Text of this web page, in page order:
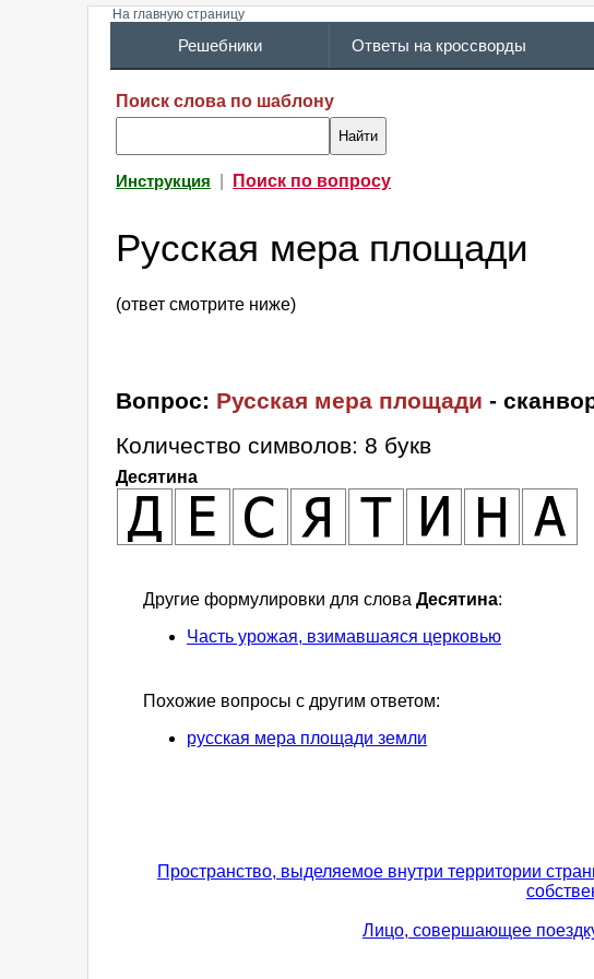
На главную страницу
Решебники Ответы на кроссворды
Поиск слова по шаблону
Инструкция Поиск по вопросу
Русская мера площади
(ответ смотрите ниже)
Вопрос: Русская мера площади -
Количество символов: 8 букв
Десятина
Другие формулировки для слова Десятина:
Часть урожая, взимавшаяся церковью
Похожие вопросы с другим ответом:
русская мера площади земли
Пространство, выделяемое внутри территории
Лицо, совершающее